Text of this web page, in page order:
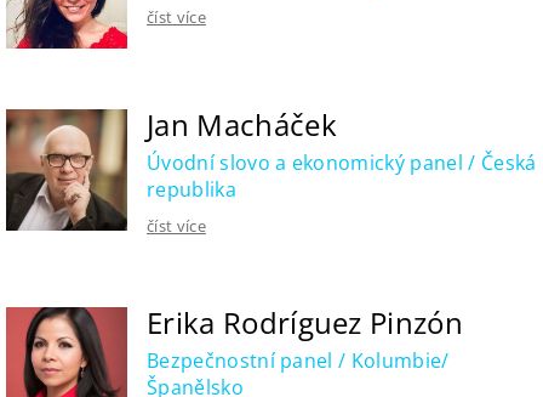
číst více
Jan Macháček
Úvodní slovo a ekonomický panel / Česká
republika
číst více
Erika Rodríguez Pinzón
Bezpečnostní panel / Kolumbie/
Španělsko